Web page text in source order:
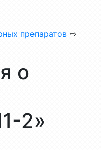
препаратов ⇨
о
2»